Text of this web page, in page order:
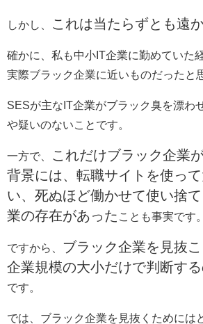
しかし、 これは当たらずとも遠
確かに、私も中小IT企業に勤めていた
実際ブラック企業に近いものだったと
SESが主なIT企業がブラック臭を漂わ
や疑いのないことです。
一方で、
これだけブラック企業
背景には、転職サイトを使っ
い、死ぬほど働かせて使い捨
業の存在があった ことも事実です。
ですから、 ブラック企業を見抜
企業規模の大小だけで判断す
です。
では、ブラック企業を見抜くためには